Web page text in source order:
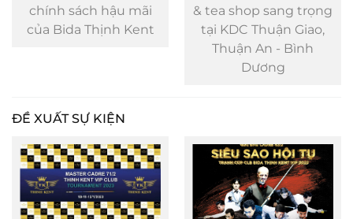
chính sách hậu mãi
của Bida Thịnh Kent
& tea shop sang trọng
tại KDC Thuận Giao,
Thuận An - Bình
Dương
ĐỀ XUẤT SỰ KIỆN